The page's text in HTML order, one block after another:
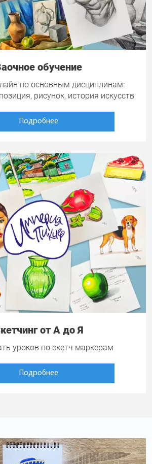
обучение
по основным дисциплинам:
рисунок, история искусств
Подробнее
от А до Я
уроков по скетч маркерам
Подробнее